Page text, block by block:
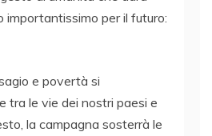
importantissimo per il futuro:
e povertà si
tra le vie dei nostri paesi e
la campagna sosterrà le